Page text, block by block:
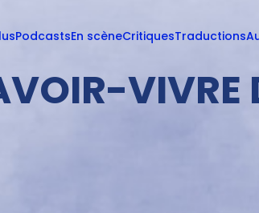
PodcastsEn scèneCritiquesTraductions